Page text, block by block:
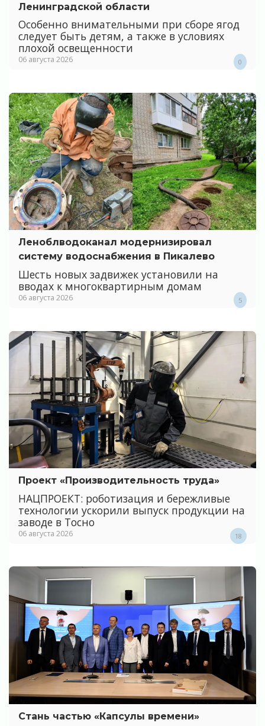
Ленинградской области
Особенно внимательными при сборе ягод
следует быть детям, а также в условиях
плохой освещенности
06 августа 2026 0
Леноблводоканал модернизировал
систему водоснабжения в Пикалево
Шесть новых задвижек установили на
вводах к многоквартирным домам
06 августа 2026 5
Проект «Производительность труда»
НАЦПРОЕКТ: роботизация и бережливые
технологии ускорили выпуск продукции на
заводе в Тосно
06 августа 2026 18
Стань частью «Капсулы времени»